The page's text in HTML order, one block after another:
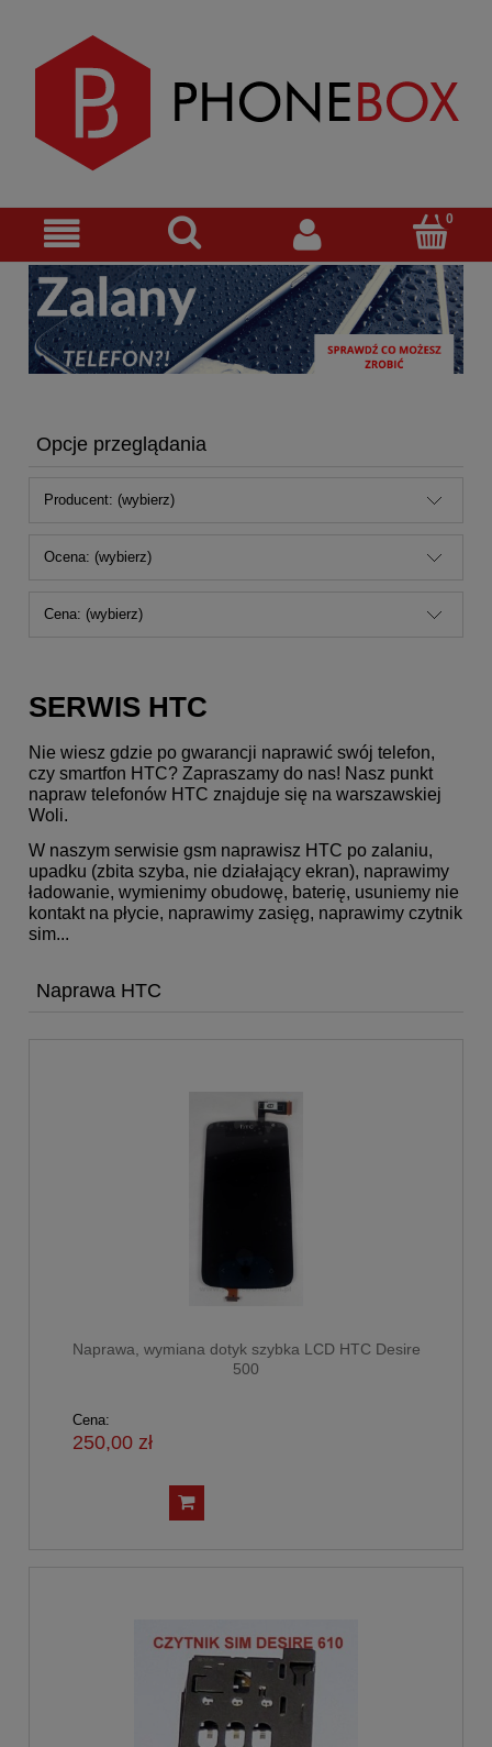
Opcje przeglądania
Producent: (wybierz)
Ocena: (wybierz)
Cena: (wybierz)
SERWIS HTC
Nie wiesz gdzie po gwarancji naprawić swój telefon,
czy smartfon HTC? Zapraszamy do nas! Nasz punkt
napraw telefonów HTC znajduje się na warszawskiej
Woli.
W naszym serwisie gsm naprawisz HTC po zalaniu,
upadku (zbita szyba, nie działający ekran), naprawimy
ładowanie, wymienimy obudowę, baterię, usuniemy nie
kontakt na płycie, naprawimy zasięg, naprawimy czytnik
sim...
Naprawa HTC
Naprawa, wymiana dotyk szybka LCD HTC Desire
500
Cena:
250,00 zł